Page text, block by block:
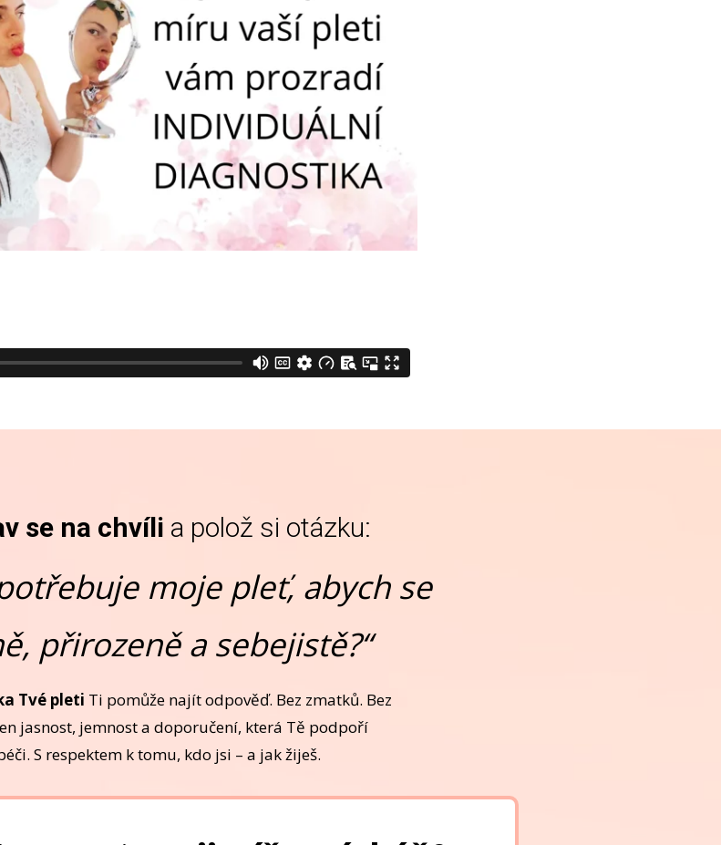
se na chvíli a polož si otázku:
moje pleť, abych se
přirozeně a sebejistě?“
Tvé pleti Ti pomůže najít odpověď. Bez zmatků. Bez
jasnost, jemnost a doporučení, která Tě podpoří
S respektem k tomu, kdo jsi – a jak žiješ.